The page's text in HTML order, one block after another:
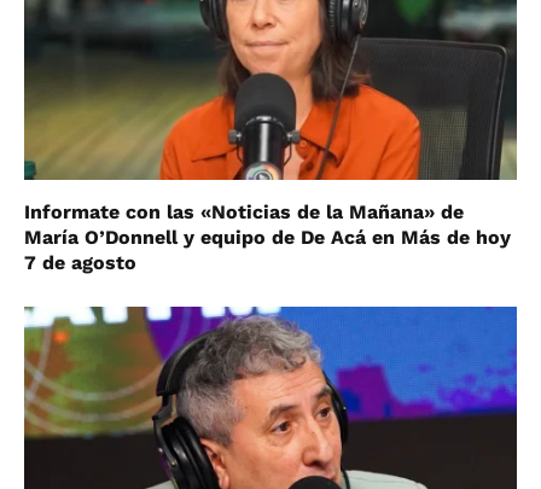
Informate con las «Noticias de la Mañana» de
María O’Donnell y equipo de De Acá en Más de hoy
7 de agosto